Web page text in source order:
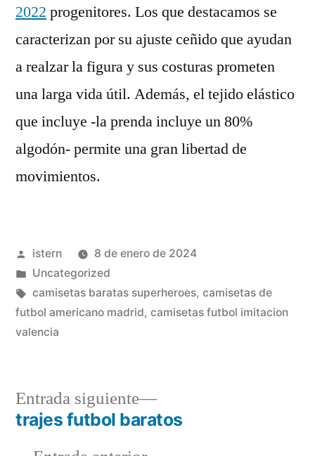
2022 progenitores. Los que destacamos se
caracterizan por su ajuste ceñido que ayudan
a realzar la figura y sus costuras prometen
una larga vida útil. Además, el tejido elástico
que incluye -la prenda incluye un 80%
algodón- permite una gran libertad de
movimientos.
Publicado
por
istern
8 de enero de 2024
Publicado
en
Uncategorized
Etiquetas:
camisetas baratas superheroes, camisetas de
futbol americano madrid, camisetas futbol imitacion
valencia
Navegación
Entrada siguiente
Entrada
siguiente:
trajes futbol baratos